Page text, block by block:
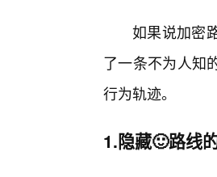
如果说加密
了一条不为人知
行为轨迹。
1.隐藏🙂路线